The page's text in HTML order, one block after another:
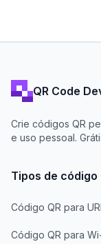
QR Code
Crie códigos QR
e uso pessoal.
Tipos de código
Código QR para
Código QR para